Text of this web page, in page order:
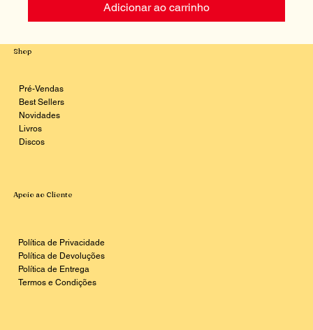
Adicionar ao carrinho
Shop
Pré-Vendas
Best Sellers
Novidades
Livros
Discos
Apoio ao Cliente
Política de Privacidade
Política de Devoluções
Política de Entrega
Termos e Condições